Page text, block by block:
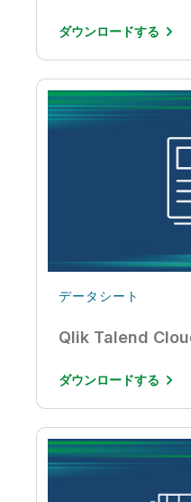
ダウンロードする
データシート
Qlik Talend
ダウンロードする